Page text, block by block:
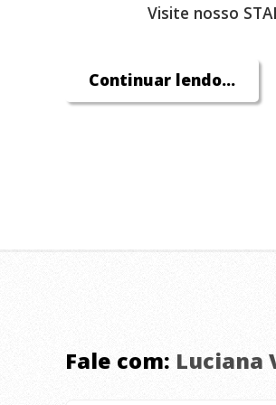
Visite nosso
Continuar lendo...
Fale com: Luciana